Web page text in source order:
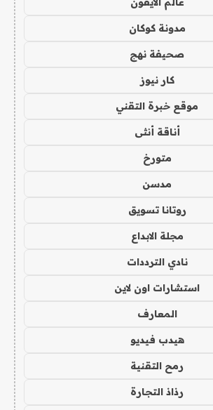
مدونة كوكان
صحيفة نهج
كار نيوز
موقع خبرة التقني
أناقة أنثى
متورخ
مدسن
روتانا تسويق
مجلة الابداع
نادي الترددات
استشارات اون لاين
المعارف
هيدب فيديو
رمح التقنية
رذاذ التجارة